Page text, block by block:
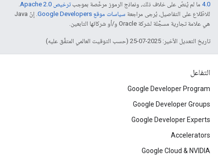
4.0‏ ما لم يُنصّ على خلاف ذلك، ونماذج الرموز مرخّصة بموجبترخيص Apache 2.0‏
.
للاطّلاع على التفاصيل، يُرجى مراجعة سياسات موقع Google Developers‏
. إنّ Java
هي علامة تجارية مسجَّلة لشركة Oracle و/أو شركائها التابعين.
تاريخ التعديل الأخير: 2025-07-25 (حسب التوقيت العالمي المتفَّق عليه)
التفاعل
Google Developer Program
Google Developer Groups
Google Developer Experts
Accelerators
Google Cloud & NVIDIA